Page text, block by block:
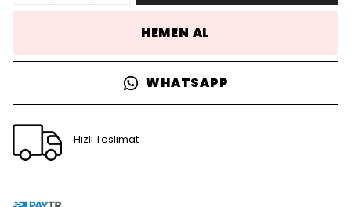
HEMEN AL
WHATSAPP
Hızlı Teslimat